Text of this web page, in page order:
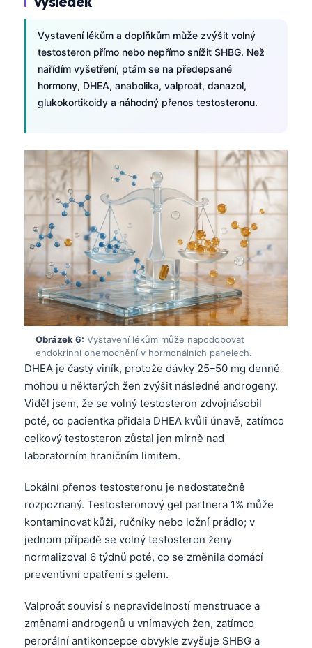
Vystavení lékům a doplňkům může zvýšit volný
testosteron přímo nebo nepřímo snížit SHBG. Než
nařídím vyšetření, ptám se na předepsané
hormony, DHEA, anabolika, valproát, danazol,
glukokortikoidy a náhodný přenos testosteronu.
Obrázek 6: Vystavení lékům může napodobovat
endokrinní onemocnění v hormonálních panelech.
DHEA je častý viník, protože dávky 25–50 mg denně
mohou u některých žen zvýšit následné androgeny.
Viděl jsem, že se volný testosteron zdvojnásobil
poté, co pacientka přidala DHEA kvůli únavě, zatímco
celkový testosteron zůstal jen mírně nad
laboratorním hraničním limitem.
Lokální přenos testosteronu je nedostatečně
rozpoznaný. Testosteronový gel partnera 1% může
kontaminovat kůži, ručníky nebo ložní prádlo; v
jednom případě se volný testosteron ženy
normalizoval 6 týdnů poté, co se změnila domácí
preventivní opatření s gelem.
Valproát souvisí s nepravidelností menstruace a
změnami androgenů u vnímavých žen, zatímco
perorální antikoncepce obvykle zvyšuje SHBG a
Frysk
Ślōnskŏ gŏdka